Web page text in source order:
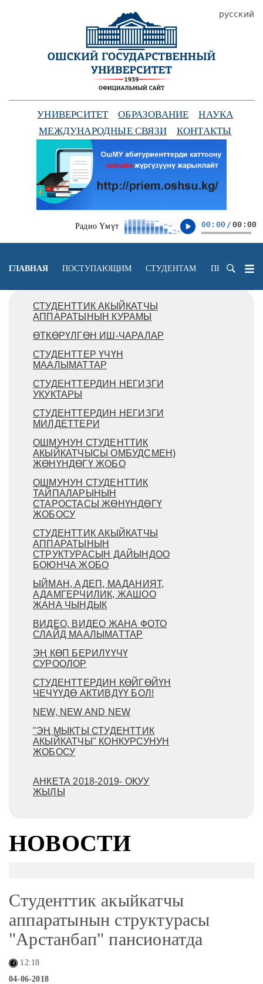
УНИВЕРСИТЕТ ОБРАЗОВАНИЕ
НАУКА
МЕЖДУНАРОДНЫЕ СВЯЗИ
КОНТАКТЫ
Радио Үмүт 00:00 / 00:00
русский
ГЛАВНАЯ ПОСТУПАЮЩИМ СТУДЕНТАМ
СТУДЕНТТИК АКЫЙКАТЧЫ
АППАРАТЫНЫН КУРАМЫ
ӨТКӨРҮЛГӨН ИШ-ЧАРАЛАР
СТУДЕНТТЕР ҮЧҮН
МААЛЫМАТТАР
СТУДЕНТТЕРДИН НЕГИЗГИ
УКУКТАРЫ
СТУДЕНТТЕРДИН НЕГИЗГИ
МИЛДЕТТЕРИ
ОШМУНУН СТУДЕНТТИК
АКЫЙКАТЧЫСЫ ОМБУДСМЕН)
ЖӨНҮНДӨГҮ ЖОБО
ОШМУНУН СТУДЕНТТИК
ТАЙПАЛАРЫНЫН
СТАРОСТАСЫ ЖӨНҮНДӨГҮ
ЖОБОСУ
СТУДЕНТТИК АКЫЙКАТЧЫ
АППАРАТЫНЫН
СТРУКТУРАСЫН ДАЙЫНДОО
БОЮНЧА ЖОБО
ЫЙМАН, АДЕП, МАДАНИЯТ,
АДАМГЕРЧИЛИК, ЖАШОО
ЖАНА ЧЫНДЫК
ВИДЕО, ВИДЕО ЖАНА ФОТО
СЛАЙД МААЛЫМАТТАР
ЭҢ КӨП БЕРИЛҮҮЧҮ
СУРООЛОР
СТУДЕНТТЕРДИН КӨЙГӨЙҮН
ЧЕЧҮҮДӨ АКТИВДҮҮ БОЛ!
NEW, NEW AND NEW
"ЭҢ МЫКТЫ СТУДЕНТТИК
АКЫЙКАТЧЫ" КОНКУРСУНУН
ЖОБОСУ
АНКЕТА 2018-2019- ОКУУ
ЖЫЛЫ
НОВОСТИ
Студенттик акыйкатчы
аппаратынын структурасы
"Арстанбап" пансионатда
12:18
04-06-2018